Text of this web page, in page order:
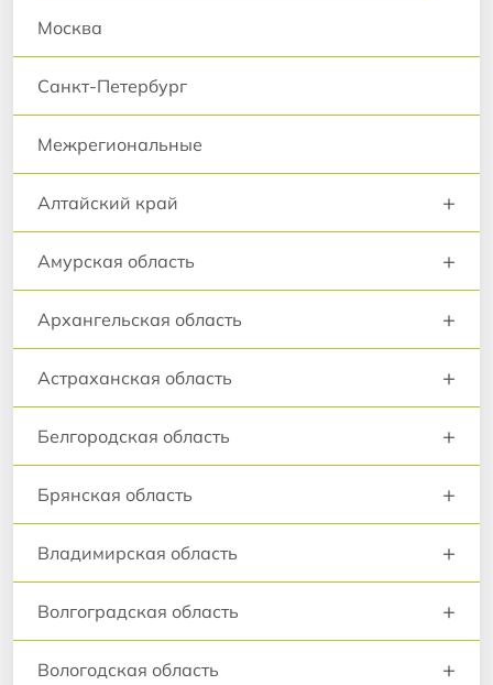
Москва
Санкт-Петербург
Межрегиональные
Алтайский край +
Амурская область +
Архангельская область +
Астраханская область +
Белгородская область +
Брянская область +
Владимирская область +
Волгоградская область +
Вологодская область +